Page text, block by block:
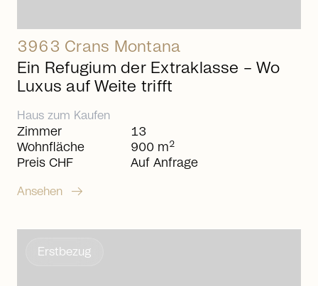
3963 Crans Montana
Ein Refugium der Extraklasse – Wo
Luxus auf Weite trifft
Haus zum Kaufen
Zimmer
Wohnfläche
Preis CHF
13
900 m2
Auf Anfrage
Ansehen arrow_right_alt
Erstbezug